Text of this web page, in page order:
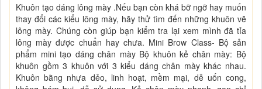
Khuôn tạo dáng lông mày .Nếu bạn còn khá bỡ ngỡ hay muốn
thay đổi các kiểu lông mày, hãy thử tìm đến những khuôn vẽ
lông mày. Chúng còn giúp bạn kiểm tra lại xem mình đã tỉa
lông mày được chuẩn hay chưa. Mini Brow Class- Bộ sản
phẩm mini tạo dáng chân mày Bộ khuôn kẻ chân mày: Bộ
khuôn gồm 3 khuôn với 3 kiểu dáng chân mày khác nhau.
Khuôn bằng nhựa dẻo, linh hoạt, mềm mại, dễ uốn cong,